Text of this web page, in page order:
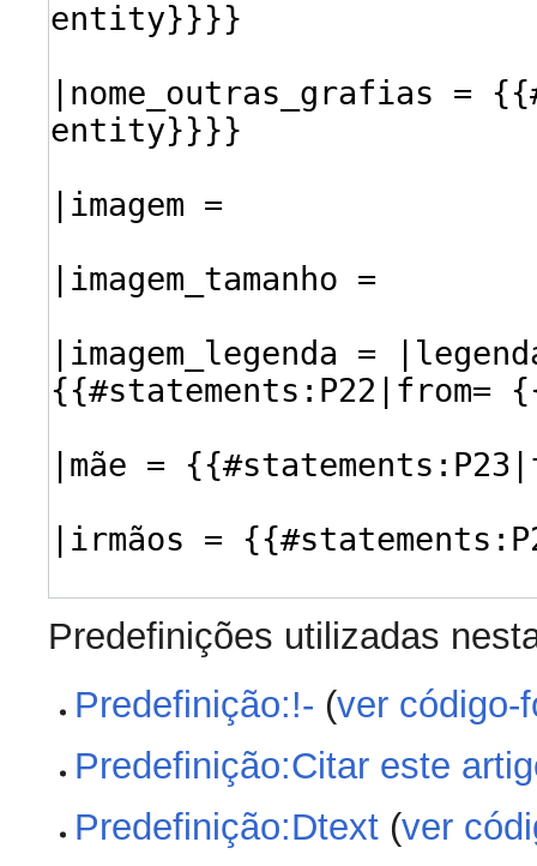
Predefinições utilizadas
Predefinição:!- (ver código-
Predefinição:Citar este
Predefinição:Dtext (ver